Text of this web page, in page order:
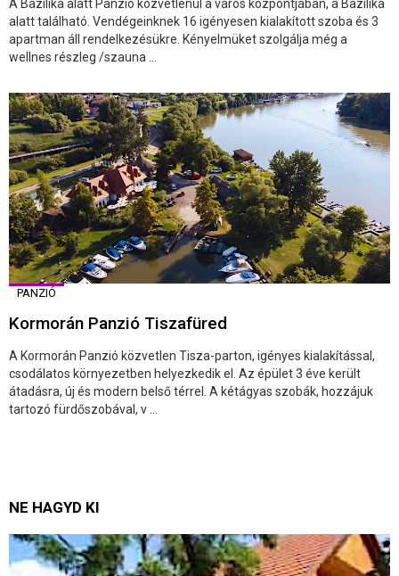
A Bazilika alatt Panzió közvetlenül a város központjában, a Bazilika
alatt található. Vendégeinknek 16 igényesen kialakított szoba és 3
apartman áll rendelkezésükre. Kényelmüket szolgálja még a
wellnes részleg /szauna ...
PANZIÓ
Kormorán Panzió Tiszafüred
A Kormorán Panzió közvetlen Tisza-parton, igényes kialakítással,
csodálatos környezetben helyezkedik el. Az épület 3 éve került
átadásra, új és modern belső térrel. A kétágyas szobák, hozzájuk
tartozó fürdőszobával, v ...
NE HAGYD KI